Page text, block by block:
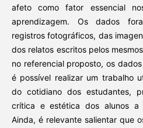
afeto como fator essencial
aprendizagem. Os dados
registros fotográficos, das
dos relatos escritos pelos
no referencial proposto, os
é possível realizar um trabalho
do cotidiano dos estudantes,
crítica e estética dos alunos a
Ainda, é relevante salientar que